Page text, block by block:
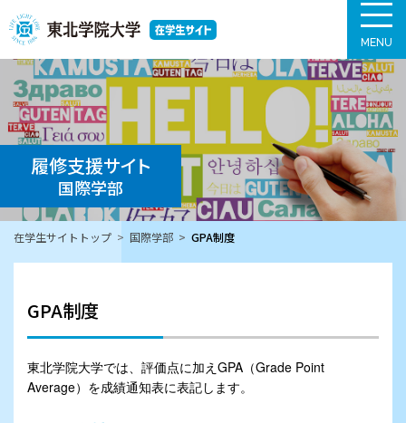
MENU
履修支援サイト
国際学部
在学生サイトトップ 国際学部 GPA制度
GPA制度
東北学院大学では、評価点に加えGPA（Grade Point
Average）を成績通知表に表記します。